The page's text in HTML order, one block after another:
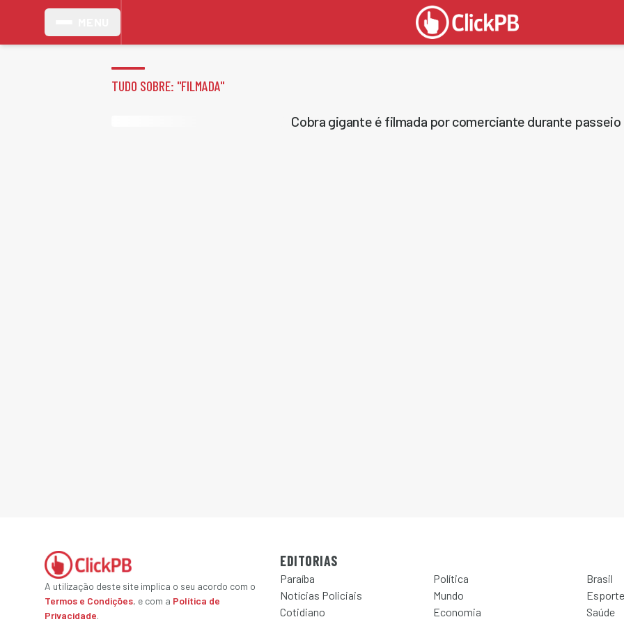
TUDO SOBRE: "FILMADA"
Cobra gigante é filmada por comerciante durante passeio
A utilização deste site implica o seu acordo com o
Termos e Condições, e com a Política de
Privacidade.
EDITORIAS
Paraíba Política
Brasil
Notícias Policiais
Mundo
Esporte
Cotidiano
Economia
Saúde